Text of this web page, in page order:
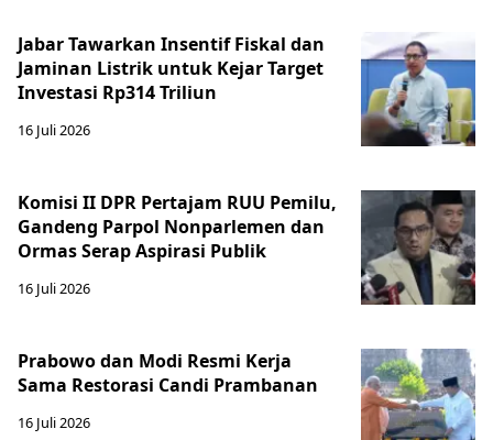
Jabar Tawarkan Insentif Fiskal dan
Jaminan Listrik untuk Kejar Target
Investasi Rp314 Triliun
16 Juli 2026
Komisi II DPR Pertajam RUU Pemilu,
Gandeng Parpol Nonparlemen dan
Ormas Serap Aspirasi Publik
16 Juli 2026
Prabowo dan Modi Resmi Kerja
Sama Restorasi Candi Prambanan
16 Juli 2026